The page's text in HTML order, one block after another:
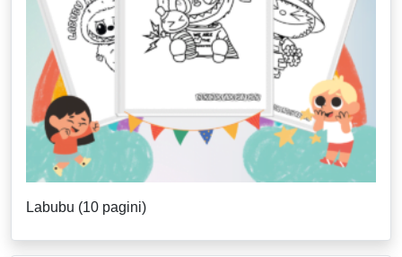
Labubu (10 pagini)